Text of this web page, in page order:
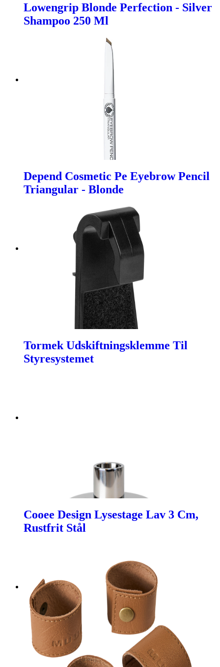
Lowengrip Blonde Perfection - Silver
Shampoo 250 Ml
Depend Cosmetic Pe Eyebrow Pencil
Triangular - Blonde
Tormek Udskiftningsklemme Til
Styresystemet
Cooee Design Lysestage Lav 3 Cm,
Rustfrit Stål